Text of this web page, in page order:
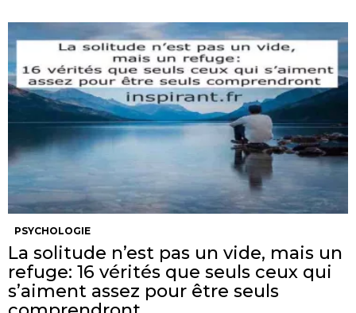
PSYCHOLOGIE
La solitude n’est pas un vide, mais un
refuge: 16 vérités que seuls ceux qui
s’aiment assez pour être seuls